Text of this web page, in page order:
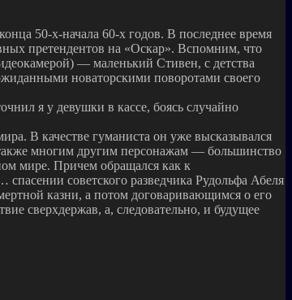
50-х-начала 60-х годов. В последнее время
претендентов на «Оскар». Вспомним, что
— маленький Стивен, с детства
новаторскими поворотами своего
я у девушки в кассе, боясь случайно
В качестве гуманиста он уже высказывался
многим другим персонажам — большинство
мире. Причем обращался как к
советского разведчика Рудольфа Абеля
казни, а потом договаривающимся о его
сверхдержав, а, следовательно, и будущее